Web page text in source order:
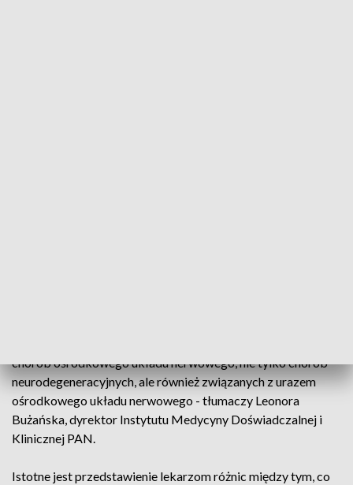
chorób ośrodkowego układu nerwowego, nie tylko chorób
neurodegeneracyjnych, ale również związanych z urazem
ośrodkowego układu nerwowego - tłumaczy Leonora
Bużańska, dyrektor Instytutu Medycyny Doświadczalnej i
Klinicznej PAN.
Istotne jest przedstawienie lekarzom różnic między tym, co